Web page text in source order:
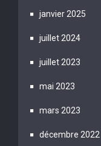
janvier 2025
juillet 2024
juillet 2023
mai 2023
mars 2023
décembre 2022